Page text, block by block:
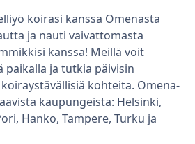
koirasi kanssa Omenasta
ja nauti vaivattomasta
kanssa! Meillä voit
paikalla ja tutkia päivisin
kohteita. Omena-
kaupungeista: Helsinki,
Hanko, Tampere, Turku ja